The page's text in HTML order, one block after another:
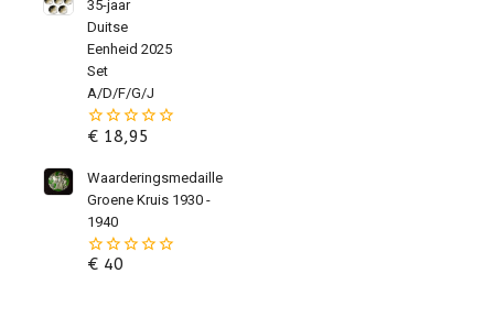
35-jaar
Duitse
Eenheid 2025
Set
A/D/F/G/J
0
de
€18,95
Waarderingsmedaille
Groene Kruis 1930 -
1940
0
€40